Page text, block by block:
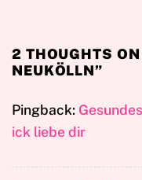
2 THOUGHTS ON
NEUKÖLLN”
Pingback:
ick liebe dir